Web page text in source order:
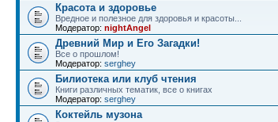
Красота и здоровье
Вредное и полезное для здоровья и красоты...
Модератор: nightAngel
Древний Мир и Его Загадки!
Все о прошлом!
Модератор: serghey
Билиотека или клуб чтения
Книги различных тематик, все о книгах
Модератор: serghey
Коктейль музона